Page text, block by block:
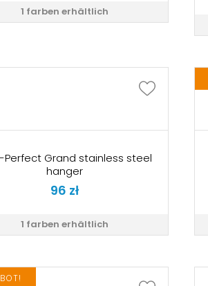
1 farben erhältlich
1 farben erhältlich
Perfect Grand stainless steel
hanger
96 zł